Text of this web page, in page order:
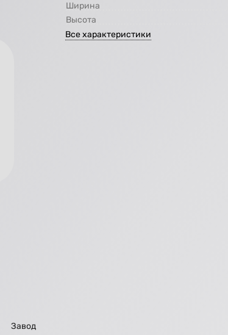
Ширина
Высота
Все характеристики
Завод